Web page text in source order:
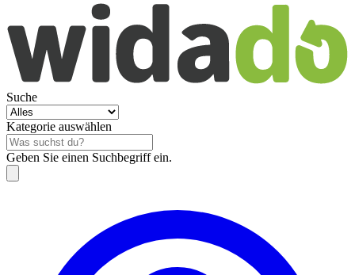
Suche
Kategorie auswählen
Geben Sie einen Suchbegriff ein.